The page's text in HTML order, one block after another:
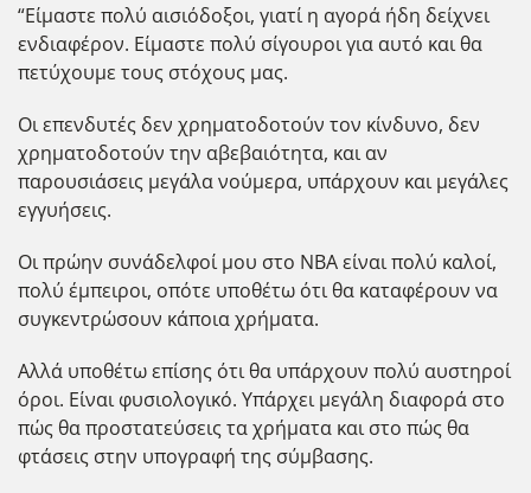
“Είμαστε πολύ αισιόδοξοι, γιατί η αγορά ήδη δείχνει
ενδιαφέρον. Είμαστε πολύ σίγουροι για αυτό και θα
πετύχουμε τους στόχους μας.
Οι επενδυτές δεν χρηματοδοτούν τον κίνδυνο, δεν
χρηματοδοτούν την αβεβαιότητα, και αν
παρουσιάσεις μεγάλα νούμερα, υπάρχουν και μεγάλες
εγγυήσεις.
Οι πρώην συνάδελφοί μου στο NBA είναι πολύ καλοί,
πολύ έμπειροι, οπότε υποθέτω ότι θα καταφέρουν να
συγκεντρώσουν κάποια χρήματα.
Αλλά υποθέτω επίσης ότι θα υπάρχουν πολύ αυστηροί
όροι. Είναι φυσιολογικό. Υπάρχει μεγάλη διαφορά στο
πώς θα προστατεύσεις τα χρήματα και στο πώς θα
φτάσεις στην υπογραφή της σύμβασης.